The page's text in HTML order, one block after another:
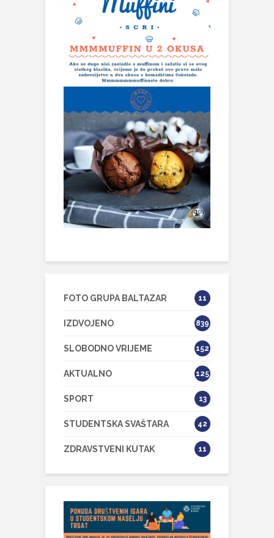
FOTO GRUPA BALTAZAR 11
IZDVOJENO 839
SLOBODNO VRIJEME 152
AKTUALNO 125
SPORT 13
STUDENTSKA SVAŠTARA 42
ZDRAVSTVENI KUTAK 11